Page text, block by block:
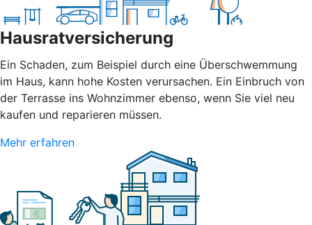
Hausratversicherung
Ein Schaden, zum Beispiel durch eine Überschwemmung
im Haus, kann hohe Kosten verursachen. Ein Einbruch von
der Terrasse ins Wohnzimmer ebenso, wenn Sie viel neu
kaufen und reparieren müssen.
Mehr erfahren